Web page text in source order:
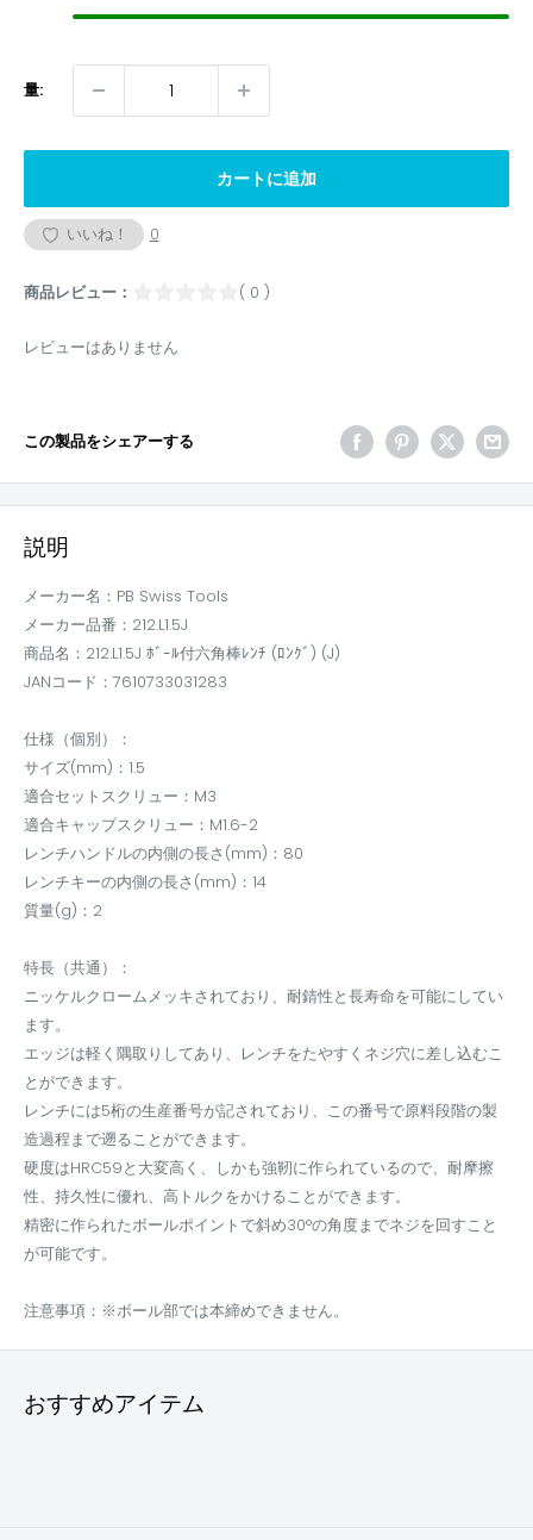
量:
カートに追加
いいね！ 0
商品レビュー： ( 0 )
レビューはありません
この製品をシェアーする
説明
メーカー名：PB Swiss Tools
メーカー品番：212.L1.5J
商品名：212.L1.5J ﾎﾞｰﾙ付六角棒ﾚﾝﾁ (ﾛﾝｸﾞ) (J)
JANコード：7610733031283
仕様（個別）：
サイズ(mm)：1.5
適合セットスクリュー：M3
適合キャップスクリュー：M1.6-2
レンチハンドルの内側の長さ(mm)：80
レンチキーの内側の長さ(mm)：14
質量(g)：2
特長（共通）：
ニッケルクロームメッキされており、耐錆性と長寿命を可能にしてい
ます。
エッジは軽く隅取りしてあり、レンチをたやすくネジ穴に差し込むこ
とができます。
レンチには5桁の生産番号が記されており、この番号で原料段階の製
造過程まで遡ることができます。
硬度はHRC59と大変高く、しかも強靭に作られているので、耐摩擦
性、持久性に優れ、高トルクをかけることができます。
精密に作られたボールポイントで斜め30°の角度までネジを回すこと
が可能です。
注意事項：※ボール部では本締めできません。
おすすめアイテム